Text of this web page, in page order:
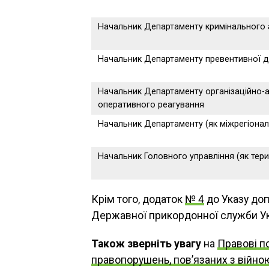
Начальник Департаменту кримінального
Начальник Департаменту превентивної
Начальник Департаменту організаційно-
оперативного реагування
Начальник Департаменту (як
Начальник Головного управління (як
Крім того, додаток № 4 до Указу
Державної прикордонної служби
Також зверніть увагу на Правові
правопорушень, пов’язаних з